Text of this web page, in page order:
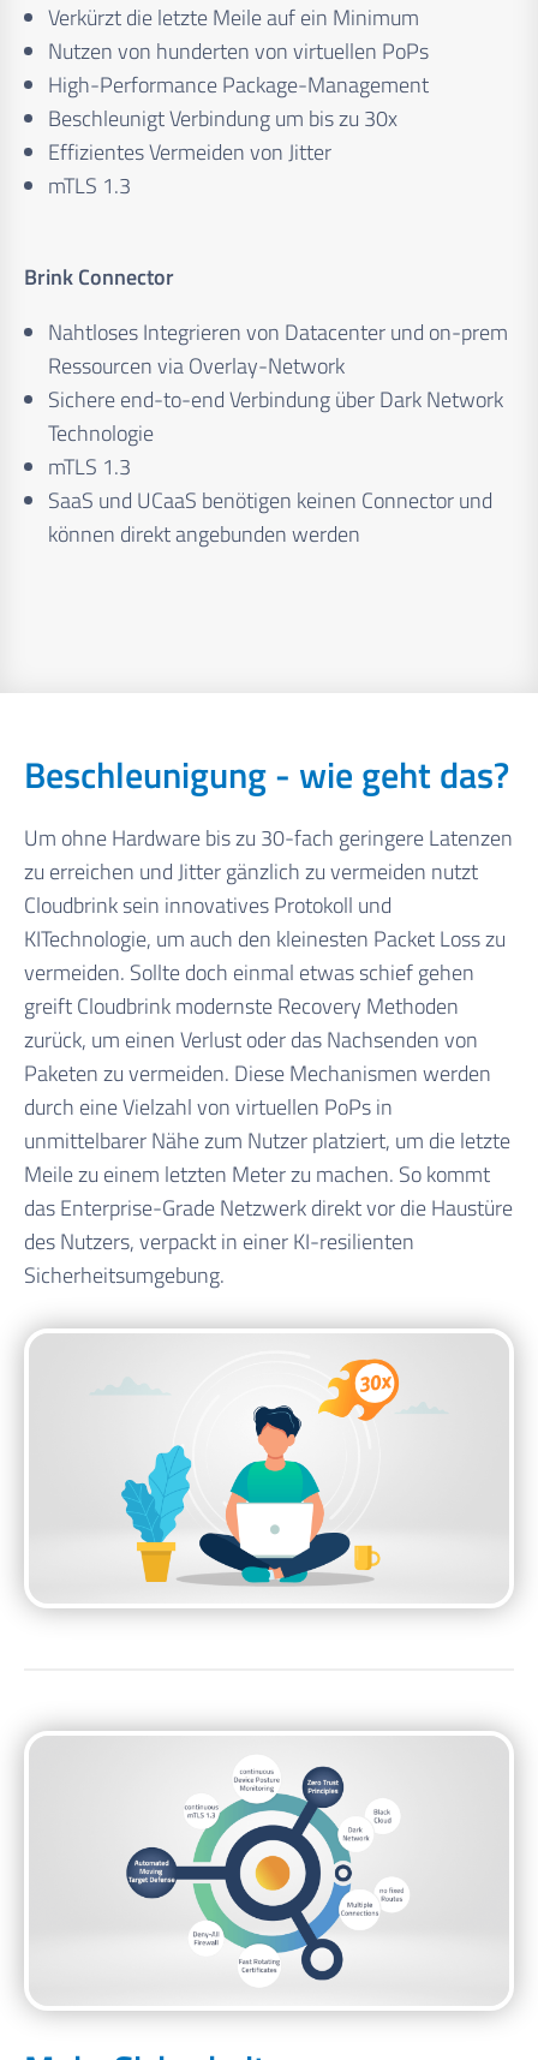
Verkürzt die letzte Meile auf ein Minimum
Nutzen von hunderten von virtuellen PoPs
High-Performance Package-Management
Beschleunigt Verbindung um bis zu 30x
Effizientes Vermeiden von Jitter
mTLS 1.3
Brink Connector
Nahtloses Integrieren von Datacenter und on-prem
Ressourcen via Overlay-Network
Sichere end-to-end Verbindung über Dark Network
Technologie
mTLS 1.3
SaaS und UCaaS benötigen keinen Connector und
können direkt angebunden werden
Beschleunigung - wie geht das?
Um ohne Hardware bis zu 30-fach geringere Latenzen
zu erreichen und Jitter gänzlich zu vermeiden nutzt
Cloudbrink sein innovatives Protokoll und
KITechnologie, um auch den kleinesten Packet Loss zu
vermeiden. Sollte doch einmal etwas schief gehen
greift Cloudbrink modernste Recovery Methoden
zurück, um einen Verlust oder das Nachsenden von
Paketen zu vermeiden. Diese Mechanismen werden
durch eine Vielzahl von virtuellen PoPs in
unmittelbarer Nähe zum Nutzer platziert, um die letzte
Meile zu einem letzten Meter zu machen. So kommt
das Enterprise-Grade Netzwerk direkt vor die Haustüre
des Nutzers, verpackt in einer KI-resilienten
Sicherheitsumgebung.